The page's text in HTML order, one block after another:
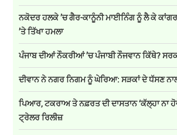
ਨਕੋਦਰ ਹਲਕੇ ’ਚ ਗੈਰ-ਕਾਨੂੰਨੀ ਮਾਈਨਿੰਗ ਨੂੰ ਲੈ ਕੇ
’ਤੇ ਤਿੱਖਾ ਹਮਲਾ
ਪੰਜਾਬ ਦੀਆਂ ਨੌਕਰੀਆਂ ’ਚ ਪੰਜਾਬੀ ਨੌਜਵਾਨ ਕਿੱਥੇ?
ਦੀਵਾਨ ਨੇ ਨਗਰ ਨਿਗਮ ਨੂੰ ਘੇਰਿਆ: ਸੜਕਾਂ ਦੇ ਧੱਸਣ
ਪਿਆਰ, ਟਕਰਾਅ ਤੇ ਨਫ਼ਰਤ ਦੀ ਦਾਸਤਾਨ ‘ਕੱਲ੍ਹਾ ਨਾ
ਟ੍ਰੇਲਰ ਰਿਲੀਜ਼